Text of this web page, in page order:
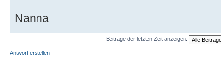
Nanna
Beiträge der letzten Zeit anzeigen:
Antwort erstellen